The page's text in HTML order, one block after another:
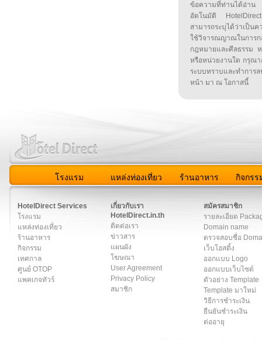
ข้อความที่ท่านได้อ่าน
อัตโนมัติ
สามารถระบุได้ว่าเป็น
ใช้วิจารณญาณในกา
กฎหมายและศีลธรรม
หรือหน่วยงานใด กรุณา
ระบบทราบและทำกา
หน้า มา ณ โอกาสนี้
โรงแรม แหล่งท่องเที่ยว ร้านอาหาร กิจกรร
HotelDirect Services
โรงแรม
แหล่งท่องเที่ยว
ร้านอาหาร
กิจกรรม
เทศกาล
ศูนย์ OTOP
แพคเกจทัวร์
เกี่ยวกับเรา
HotelDirect.in.th
ติดต่อเรา
ข่าวสาร
แผนผัง
โฆษณา
User Agreement
Privacy Policy
สมาชิก
สมัครสมาชิก
รายละเอียด
Domain name
ตรวจสอบชื่อ
เว็บโฮสติ้ง
ออกแบบ Logo
ออกแบบเว็บไซต์
ตัวอย่าง Template
Template มาใหม่
วิธีการชำระเงิน
ยืนยันชำระเงิน
ต่ออายุ